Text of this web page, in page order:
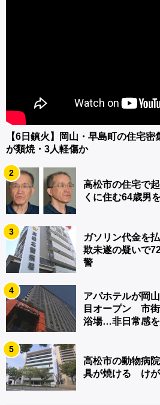
【6日鎮火】岡山・早島町の住宅
が類焼・3人軽傷か
2
高松市の住宅で
くに住む64歳男
3
ガソリン代金を
欺未遂の疑いで
警
4
アパホテルが岡
目オープン 市
浴場…非日常感
5
高松市の動物病
具が焼ける けが